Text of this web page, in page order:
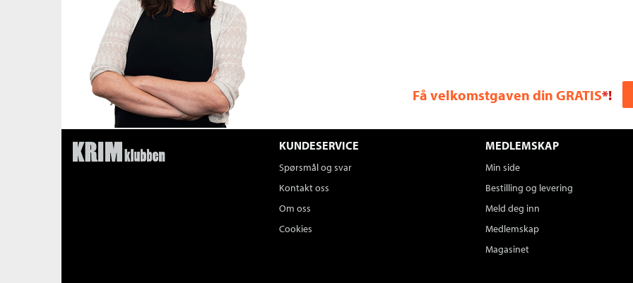
Få velkomstgaven din GRATIS*!
KUNDESERVICE
Spørsmål og svar
Kontakt oss
Om oss
Cookies
MEDLEMSKAP
Min side
Bestilling og levering
Meld deg inn
Medlemskap
Magasinet